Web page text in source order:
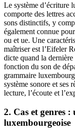
Le système d’écriture
comporte des lettres
sons distinctifs, y
également connue
ou et ue. Une
maîtriser est l’Eifeler
dicte quand la
fonction du son de
grammaire
système sonore et ses
lecture, l’écoute et
2. Cas et genres
luxembourgeoise